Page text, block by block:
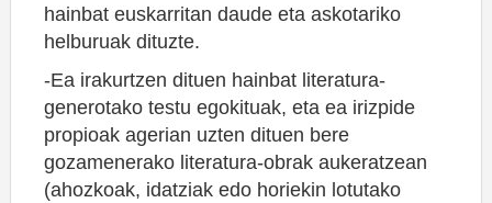
hainbat euskarritan daude eta askotariko
helburuak dituzte.
-Ea irakurtzen dituen hainbat literatura-
generotako testu egokituak, eta ea irizpide
propioak agerian uzten dituen bere
gozamenerako literatura-obrak aukeratzean
(ahozkoak, idatziak edo horiekin lotutako